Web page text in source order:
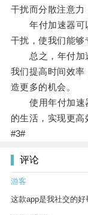
干扰而分散注意力
年付加速器可以
干扰，使我们能够
总之，年付加速
我们提高时间效率
造更多的机会。
使用年付加速器
的生活，实现更高
#3#
评论
游客
这款app是我社交的好